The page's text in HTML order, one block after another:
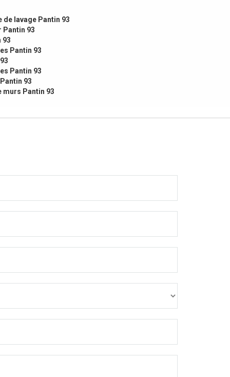
de lavage Pantin 93
Pantin 93
93
Pantin 93
Pantin 93
93
Pantin 93